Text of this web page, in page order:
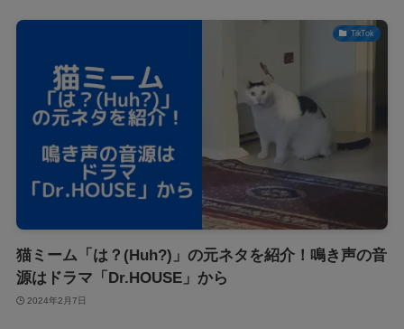
TikTok
猫ミーム「は？(Huh?)」の元ネタを紹介！鳴き声の音
源はドラマ「Dr.HOUSE」から
2024年2月7日